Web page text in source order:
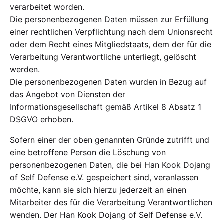
verarbeitet worden.
Die personenbezogenen Daten müssen zur Erfüllung
einer rechtlichen Verpflichtung nach dem Unionsrecht
oder dem Recht eines Mitgliedstaats, dem der für die
Verarbeitung Verantwortliche unterliegt, gelöscht
werden.
Die personenbezogenen Daten wurden in Bezug auf
das Angebot von Diensten der
Informationsgesellschaft gemäß Artikel 8 Absatz 1
DSGVO erhoben.
Sofern einer der oben genannten Gründe zutrifft und
eine betroffene Person die Löschung von
personenbezogenen Daten, die bei Han Kook Dojang
of Self Defense e.V. gespeichert sind, veranlassen
möchte, kann sie sich hierzu jederzeit an einen
Mitarbeiter des für die Verarbeitung Verantwortlichen
wenden. Der Han Kook Dojang of Self Defense e.V.